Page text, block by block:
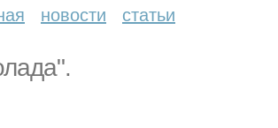
новости статьи